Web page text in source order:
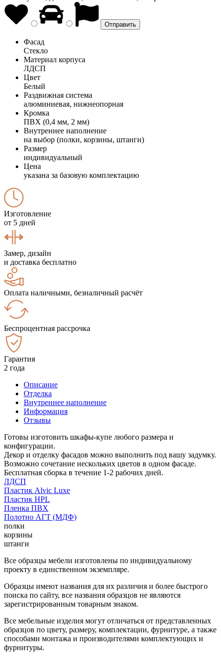
Фасад
Стекло
Материал корпуса
ЛДСП
Цвет
Белый
Раздвижная система
алюминиевая, нижнеопорная
Кромка
ПВХ (0,4 мм, 2 мм)
Внутреннее наполнение
на выбор (полки, корзины, штанги)
Размер
индивидуальный
Цена
указана за базовую комплектацию
Изготовление
от 5 дней
Замер, дизайн
и доставка бесплатно
Оплата наличными, безналичный расчёт
Беспроцентная рассрочка
Гарантия
2 года
Описание
Отделка
Внутреннее наполнение
Информация
Отзывы
Готовы изготовить шкафы-купе любого размера и
конфигурации.
Декор и отделку фасадов можно выполнить под вашу задумку.
Возможно сочетание нескольких цветов в одном фасаде.
Бесплатная сборка в течение 1-2 рабочих дней.
ЛДСП
Пластик Alvic Luxe
Пластик HPL
Пленка ПВХ
Полотно АГТ (МДФ)
полки
корзины
штанги
Все образцы мебели изготовлены по индивидуальному
проекту в единственном экземпляре.
Образцы имеют названия для их различия и более быстрого
поиска по сайту, все названия образцов не являются
зарегистрированным товарным знаком.
Все мебельные изделия могут отличаться от представленных
образцов по цвету, размеру, комплектации, фурнитуре, а также
способами монтажа и производителями комплектующих и
фурнитуры.